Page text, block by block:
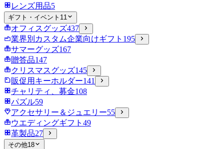
レンズ用品5
ギフト・イベント 11
オフィスグッズ437
業界別カスタム企業向けギフト 195
サマーグッズ167
贈答品147
クリスマスグッズ145
販促用キーホルダー141
チャリティ、募金108
パズル59
アクセサリー＆ジュエリー55
ウエディングギフト 49
革製品27
その他18